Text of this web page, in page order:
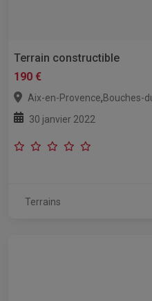
Terrain constructible
190 €
Aix-en-Provence,Bouches-
30 janvier 2022
Terrains